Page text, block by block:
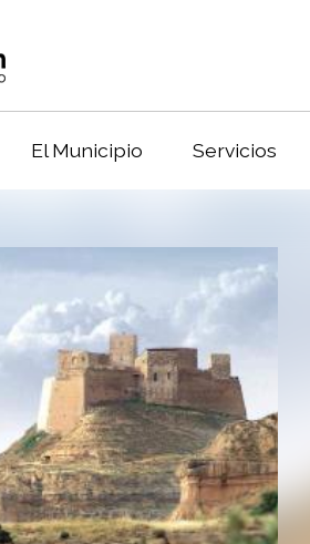
El Municipio Servicios